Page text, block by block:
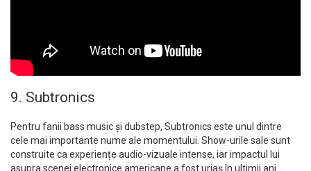
9. Subtronics
Pentru fanii bass music și dubstep, Subtronics este unul dintre
cele mai importante nume ale momentului. Show-urile sale sunt
construite ca experiențe audio-vizuale intense, iar impactul lui
asupra scenei electronice americane a fost uriaș în ultimii ani. .